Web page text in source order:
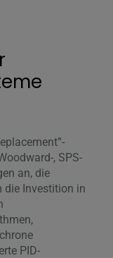
, SPS-
an, die
die Investition in
PID-